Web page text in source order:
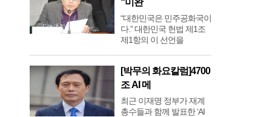
“미완
“대한민국은 민주공화국이
다.” 대한민국 헌법 제1조
제1항의 이 선언을
[박무의 화요칼럼]4700
조 AI 메
최근 이재명 정부가 재계
총수들과 함께 발표한 ‘AI